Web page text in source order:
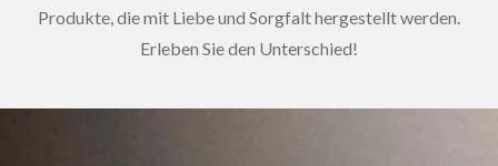
Produkte, die mit Liebe und Sorgfalt hergestellt werden.
Erleben Sie den Unterschied!